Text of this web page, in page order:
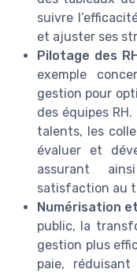
suivre
et ajuster ses
Pilotage des
exemple
gestion pour
des équipes
talents, les
évaluer et
assurant
satisfaction au
Numérisation
public, la
gestion plus
paie,